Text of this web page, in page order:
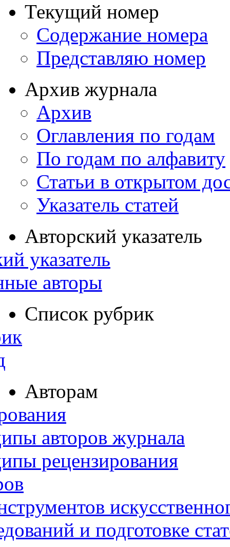
Текущий номер
Содержание номера
Представляю номер
Архив журнала
Архив
Оглавления по годам
По годам по алфавиту
Статьи в открытом
Указатель статей
Авторский указатель
указатель
авторы
Список рубрик
Авторам
авторов журнала
рецензирования
и подготовке